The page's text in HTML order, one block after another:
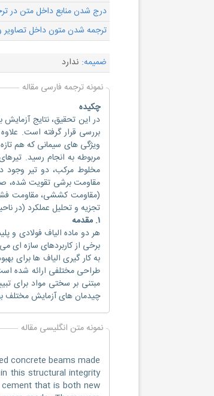
درج شدن منابع داخل متن در
ترجمه شدن متون داخل تصاویر
ضمیمه: ندارد
نمونه ترجمه فارسی مقاله
چکیده
در این تحقیق، نتایج
بررسی قرار گرفته است.
مخلوط مرکب، دو تیر وجود
مقاومت برشی تقویت شده،
(مقاومت کششی، مقاومت
تجزیه و تحلیل عملکرد (در
۱. مقدمه
هر دو ماده الیاف فولادی و
برخی از کاربردهای سازه ای
به کار گیری الیاف ها برای
طراحی مختلفی ارائه شده
مبتنی بر سختی مواد برای
چیدمان های آزمایش مختلف
نمونه متن انگلیسی مقاله
concrete beams made
this structural integrity
that is both new